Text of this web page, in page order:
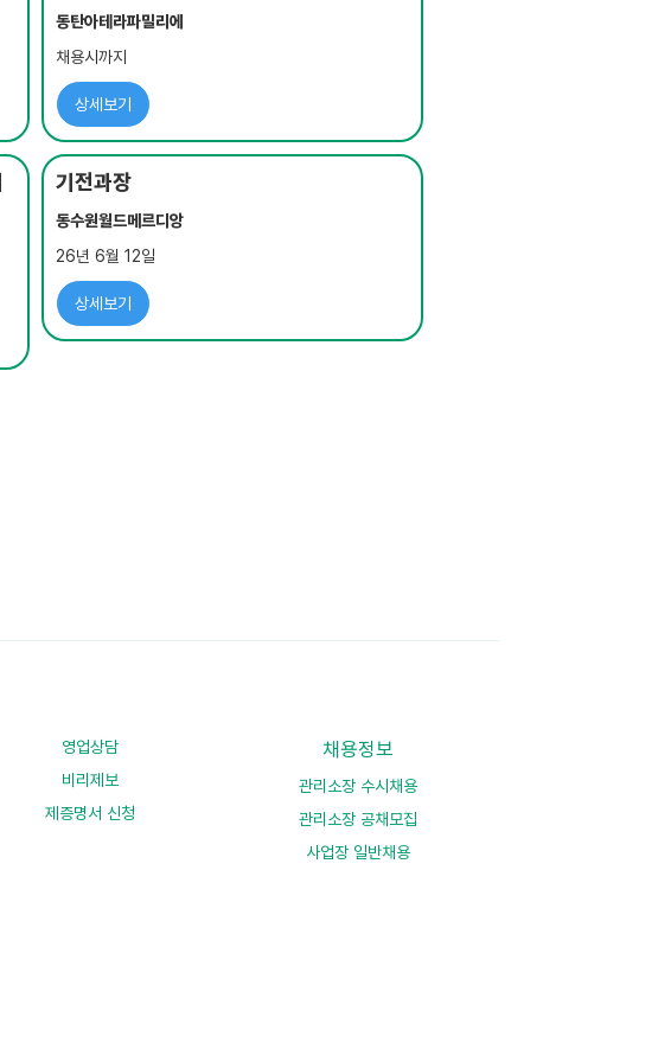
동탄아테라파밀리에
채용시까지
상세보기
기전과장
동수원월드메르디앙
26년 6월 12일
상세보기
영업상담
비리제보
제증명서 신청
채용정보
관리소장 수시채용
관리소장 공채모집
사업장 일반채용